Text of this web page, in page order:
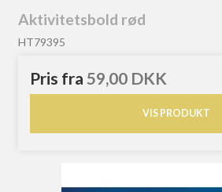
Aktivitetsbold rød
HT79395
Pris fra59,00 DKK
VIS PRODUKT